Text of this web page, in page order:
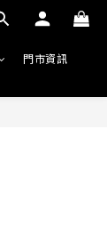
門市資訊